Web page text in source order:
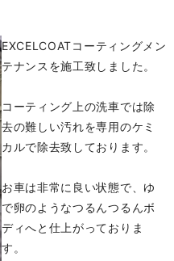
EXCELCOATコーティングメン
テナンスを施工致しました。
コーティング上の洗車では除
去の難しい汚れを専用のケミ
カルで除去致しております。
お車は非常に良い状態で、ゆ
で卵のようなつるんつるんボ
ディへと仕上がっておりま
す。